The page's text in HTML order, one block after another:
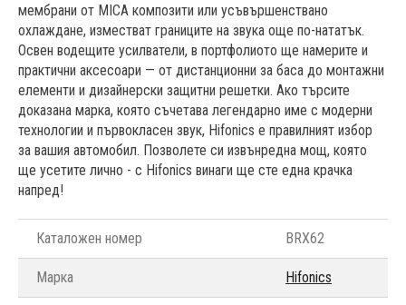
мембрани от MICA композити или усъвършенствано
охлаждане, изместват границите на звука още по-нататък.
Освен водещите усилватели, в портфолиото ще намерите и
практични аксесоари — от дистанционни за баса до монтажни
елементи и дизайнерски защитни решетки. Ако търсите
доказана марка, която съчетава легендарно име с модерни
технологии и първокласен звук, Hifonics е правилният избор
за вашия автомобил. Позволете си извънредна мощ, която
ще усетите лично - с Hifonics винаги ще сте една крачка
напред!
Каталожен номер BRX62
Марка Hifonics